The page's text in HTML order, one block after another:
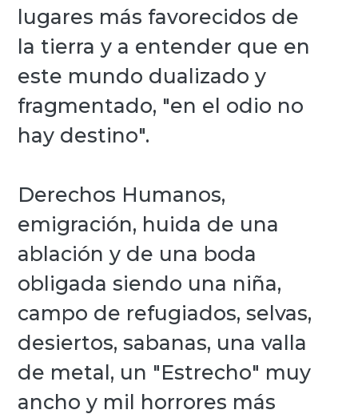
lugares más favorecidos de
la tierra y a entender que en
este mundo dualizado y
fragmentado, "en el odio no
hay destino".
Derechos Humanos,
emigración, huida de una
ablación y de una boda
obligada siendo una niña,
campo de refugiados, selvas,
desiertos, sabanas, una valla
de metal, un "Estrecho" muy
ancho y mil horrores más